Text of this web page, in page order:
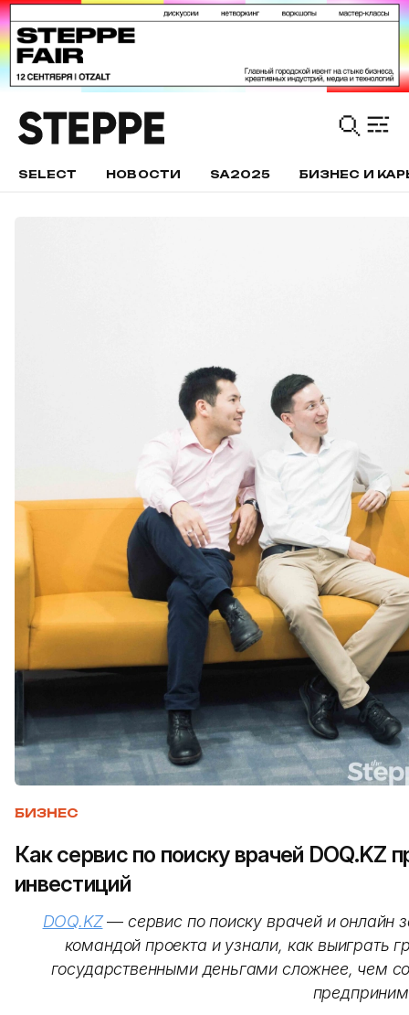
SELECT НОВОСТИ SA2025 БИЗНЕС И
БИЗНЕС
Как сервис по поиску врачей DOQ.KZ
инвестиций
DOQ.KZ — сервис по поиску врачей и онлайн
командой проекта и узнали, как выиграть
государственными деньгами сложнее, чем